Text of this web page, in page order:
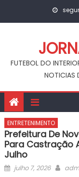
FUTEBOL DO
NOTICIAS
ENTRETENIMENTO
Prefeitura De
Para Castração
Julho
Posted
julho 7, 2026